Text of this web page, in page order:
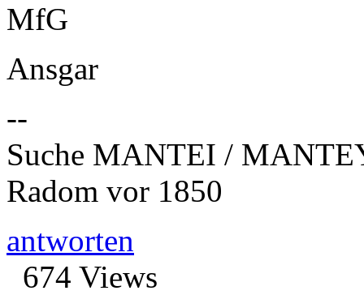
MfG
Ansgar
--
Suche MANTEI /
Radom vor 1850
antworten
674 Views